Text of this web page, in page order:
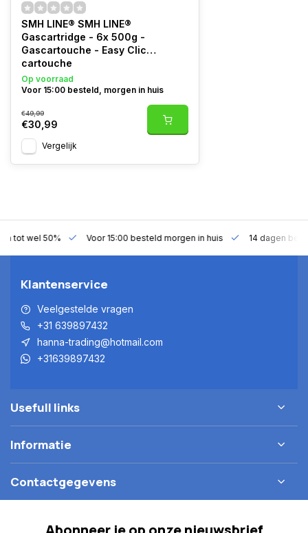
SMH LINE® SMH LINE®
Gascartridge - 6x 500g -
Gascartouche - Easy Clic
cartouche
Op voorraad
Voor 15:00 besteld, morgen in huis
€49,99
€30,99
Vergelijk
tot wel 50% Voor 15:00 besteld morgen in huis 14 dagen
Klantenservice
Veelgestelde vragen
+31 639897432
hanna-trading@hotmail.com
+31639897432
Usefull links
Informatie
Contactgegevens